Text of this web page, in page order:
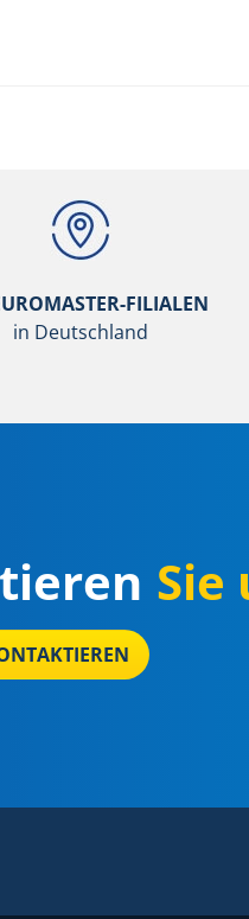
FILIALEN
in Deutschland
Sie